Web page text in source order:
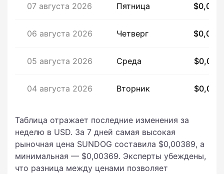
07 августа 2026 Пятница
06 августа 2026 Четверг
05 августа 2026 Среда
04 августа 2026 Вторник
Таблица отражает последние изменения за
неделю в USD. За 7 дней самая высокая
рыночная цена SUNDOG составила $0,00389, а
минимальная — $0,00369. Эксперты убеждены,
что разница между ценами позволяет